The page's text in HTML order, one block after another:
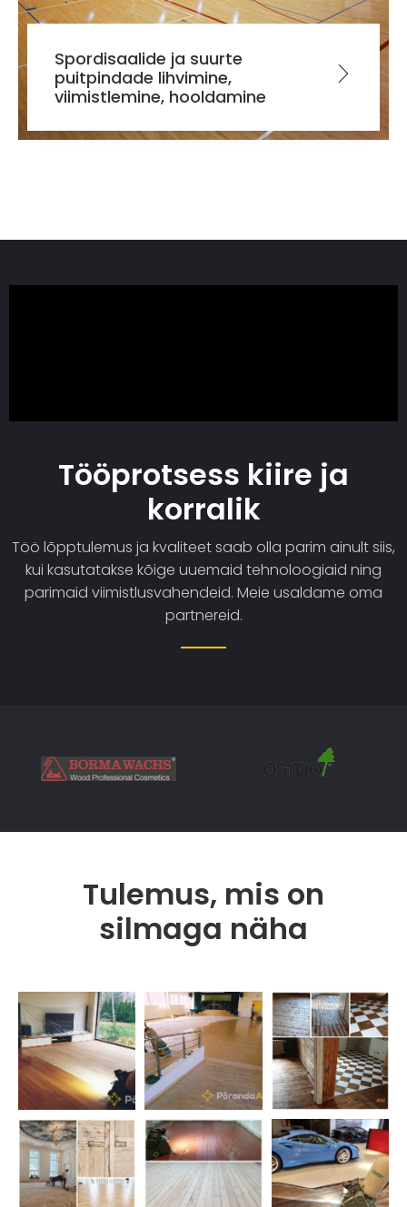
Spordisaalide ja suurte
puitpindade lihvimine,
viimistlemine, hooldamine
Tööprotsess kiire ja
korralik
Töö lõpptulemus ja kvaliteet saab olla parim ainult siis,
kui kasutatakse kõige uuemaid tehnoloogiaid ning
parimaid viimistlusvahendeid. Meie usaldame oma
partnereid.
Tulemus, mis on
silmaga näha